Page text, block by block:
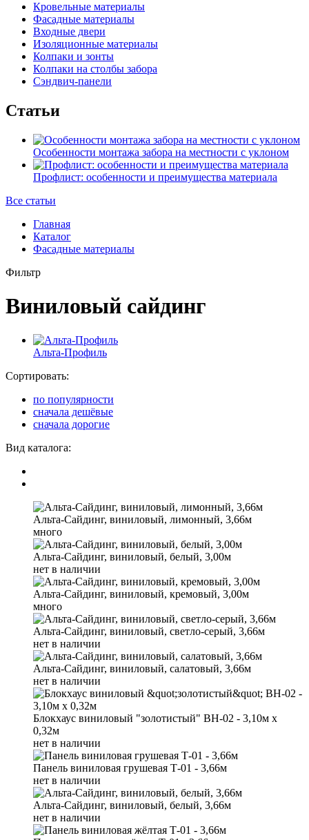
Кровельные материалы
Фасадные материалы
Входные двери
Изоляционные материалы
Колпаки и зонты
Колпаки на столбы забора
Сэндвич-панели
Статьи
Особенности монтажа забора на местности с уклоном
Профлист: особенности и преимущества материала
Все статьи
Главная
Каталог
Фасадные материалы
Фильтр
Виниловый сайдинг
Альта-Профиль
Сортировать:
по популярности
сначала дешёвые
сначала дорогие
Вид каталога:
Альта-Сайдинг, виниловый, лимонный, 3,66м
много
Альта-Сайдинг, виниловый, белый, 3,00м
нет в наличии
Альта-Сайдинг, виниловый, кремовый, 3,00м
много
Альта-Сайдинг, виниловый, светло-серый, 3,66м
нет в наличии
Альта-Сайдинг, виниловый, салатовый, 3,66м
нет в наличии
Блокхаус виниловый "золотистый" BH-02 - 3,10м х
0,32м
нет в наличии
Панель виниловая грушевая Т-01 - 3,66м
нет в наличии
Альта-Сайдинг, виниловый, белый, 3,66м
нет в наличии